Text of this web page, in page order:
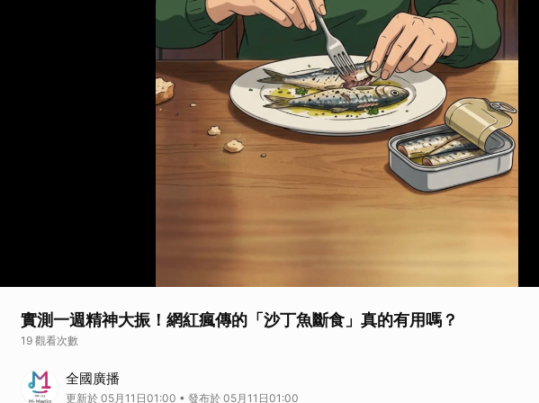
實測一週精神大振！網紅瘋傳的「沙丁魚斷食」真的有用嗎？
19 觀看次數
全國廣播
更新於 05月11日01:00 • 發布於 05月11日01:00